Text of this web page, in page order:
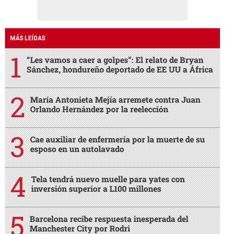
MÁS LEÍDAS
“Les vamos a caer a golpes”: El relato de Bryan
Sánchez, hondureño deportado de EE UU a África
María Antonieta Mejía arremete contra Juan
Orlando Hernández por la reelección
Cae auxiliar de enfermería por la muerte de su
esposo en un autolavado
Tela tendrá nuevo muelle para yates con
inversión superior a L100 millones
Barcelona recibe respuesta inesperada del
Manchester City por Rodri